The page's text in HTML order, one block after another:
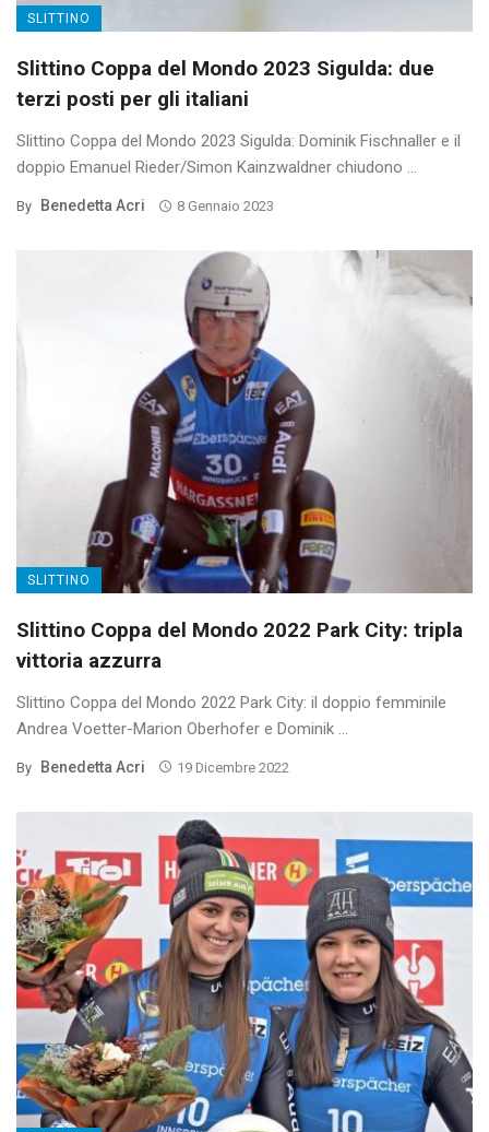
SLITTINO
Slittino Coppa del Mondo 2023 Sigulda: due
terzi posti per gli italiani
Slittino Coppa del Mondo 2023 Sigulda: Dominik Fischnaller e il
doppio Emanuel Rieder/Simon Kainzwaldner chiudono ...
By Benedetta Acri 8 Gennaio 2023
SLITTINO
Slittino Coppa del Mondo 2022 Park City: tripla
vittoria azzurra
Slittino Coppa del Mondo 2022 Park City: il doppio femminile
Andrea Voetter-Marion Oberhofer e Dominik ...
By Benedetta Acri 19 Dicembre 2022